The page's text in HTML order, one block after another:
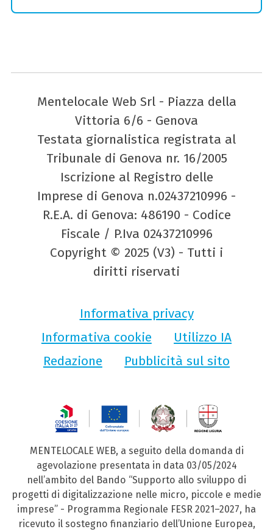
Mentelocale Web Srl - Piazza della
Vittoria 6/6 - Genova
Testata giornalistica registrata al
Tribunale di Genova nr. 16/2005
Iscrizione al Registro delle
Imprese di Genova n.02437210996 -
R.E.A. di Genova: 486190 - Codice
Fiscale / P.Iva 02437210996
Copyright © 2025 (V3) - Tutti i
diritti riservati
Informativa privacy
Informativa cookie
Utilizzo IA
Redazione
Pubblicità sul sito
MENTELOCALE WEB, a seguito della domanda di
agevolazione presentata in data 03/05/2024
nell’ambito del Bando “Supporto allo sviluppo di
progetti di digitalizzazione nelle micro, piccole e medie
imprese” - Programma Regionale FESR 2021–2027, ha
ricevuto il sostegno finanziario dell’Unione Europea,